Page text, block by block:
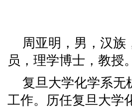
周亚明，男，汉族
员，理学博士，教授。
复旦大学化学系无
工作。历任复旦大学